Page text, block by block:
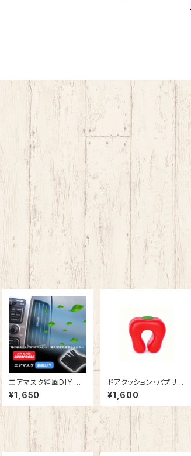
エアマスク純風DIY 車
の吹き出し口に挿入で
きる空気清浄機フィルタ
ー
¥1,650
ドアクッション・パプリカ
【Red】 子供 ・ ペットの
安全 耐久性 が高く 長
持ち するウレタン素材
快適 ・ 便利 なドアスト
ッパー
¥1,600